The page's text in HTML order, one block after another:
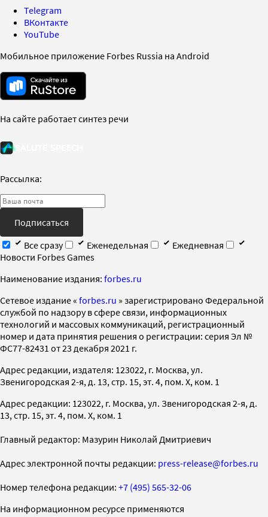
Telegram
ВКонтакте
YouTube
Мобильное приложение Forbes Russia на Android
На сайте работает синтез речи
Рассылка:
Подписаться
Все сразу
Еженедельная
Ежедневная
Новости Forbes Games
Наименование издания: forbes.ru
Cетевое издание « forbes.ru » зарегистрировано Федеральной
службой по надзору в сфере связи, информационных
технологий и массовых коммуникаций, регистрационный
номер и дата принятия решения о регистрации: серия Эл №
ФС77-82431 от 23 декабря 2021 г.
Адрес редакции, издателя: 123022, г. Москва, ул.
Звенигородская 2-я, д. 13, стр. 15, эт. 4, пом. X, ком. 1
Адрес редакции: 123022, г. Москва, ул. Звенигородская 2-я, д.
13, стр. 15, эт. 4, пом. X, ком. 1
Главный редактор: Мазурин Николай Дмитриевич
Адрес электронной почты редакции: press-release@forbes.ru
Номер телефона редакции: +7 (495) 565-32-06
На информационном ресурсе применяются